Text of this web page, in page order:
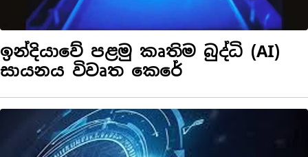
ඉන්දියාවේ පළමු කෘතිම බුද්ධි (AI)
සායනය විවෘත කෙරේ